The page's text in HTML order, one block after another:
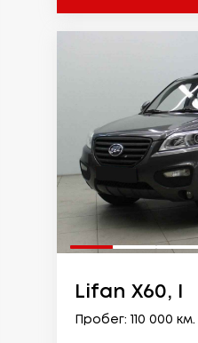
Lifan X60, I
Пробег: 110 000 км.